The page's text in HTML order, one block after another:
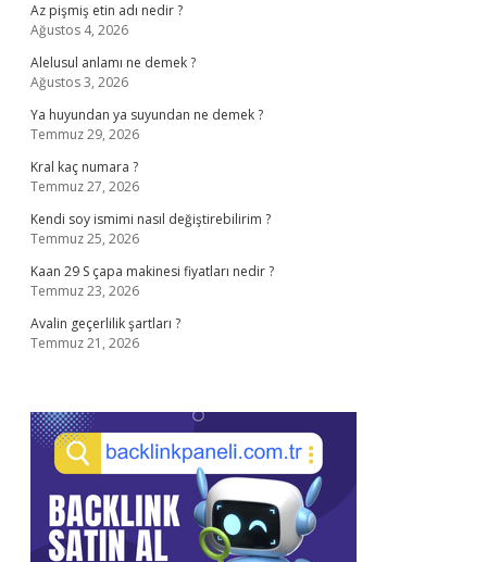
Az pişmiş etin adı nedir ?
Ağustos 4, 2026
Alelusul anlamı ne demek ?
Ağustos 3, 2026
Ya huyundan ya suyundan ne demek ?
Temmuz 29, 2026
Kral kaç numara ?
Temmuz 27, 2026
Kendi soy ismimi nasıl değiştirebilirim ?
Temmuz 25, 2026
Kaan 29 S çapa makinesi fiyatları nedir ?
Temmuz 23, 2026
Avalin geçerlilik şartları ?
Temmuz 21, 2026